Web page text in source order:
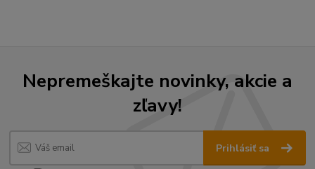
Nepremeškajte novinky, akcie a
zľavy!
Prihlásiť sa